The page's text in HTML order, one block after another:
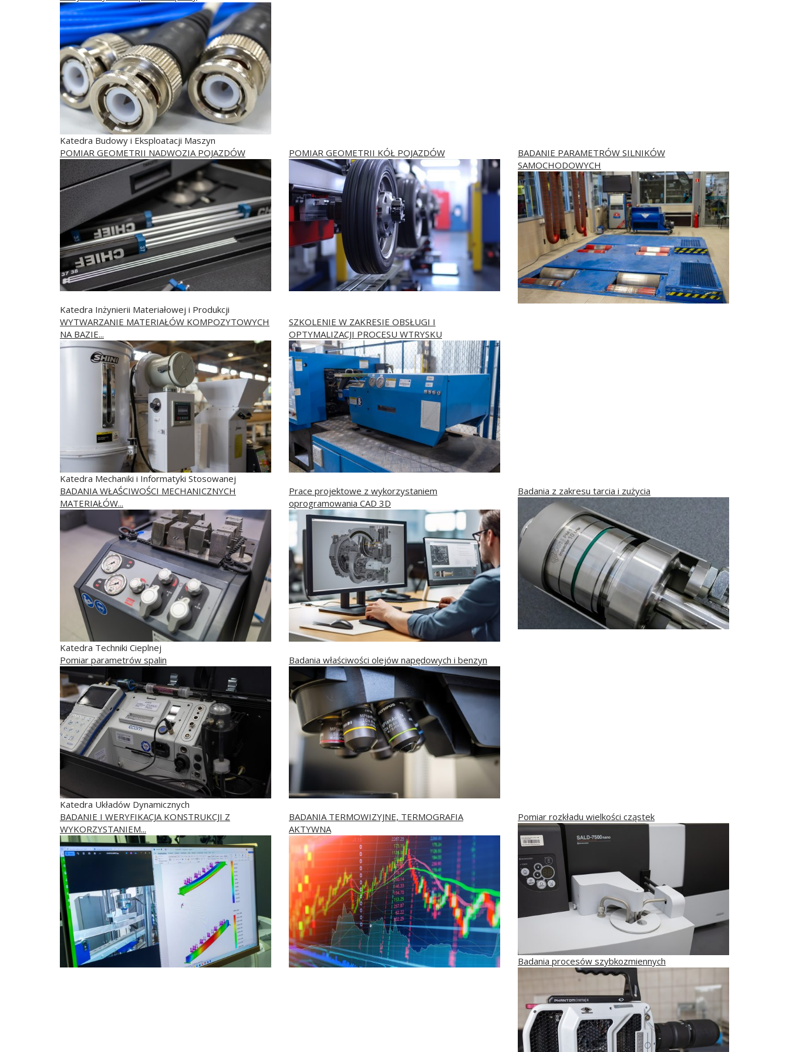
Katedra Budowy i Eksploatacji Maszyn
POMIAR GEOMETRII NADWOZIA POJAZDÓW
POMIAR GEOMETRII KÓŁ POJAZDÓW
BADANIE PARAMETRÓW SILNIKÓW
SAMOCHODOWYCH
Katedra Inżynierii Materiałowej i Produkcji
WYTWARZANIE MATERIAŁÓW KOMPOZYTOWYCH
NA BAZIE...
SZKOLENIE W ZAKRESIE OBSŁUGI I
OPTYMALIZACJI PROCESU WTRYSKU
Katedra Mechaniki i Informatyki Stosowanej
BADANIA WŁAŚCIWOŚCI MECHANICZNYCH
MATERIAŁÓW...
Prace projektowe z wykorzystaniem
oprogramowania CAD 3D
Badania z zakresu tarcia i zużycia
Katedra Techniki Cieplnej
Pomiar parametrów spalin
Badania właściwości olejów napędowych i benzyn
Katedra Układów Dynamicznych
BADANIE I WERYFIKACJA KONSTRUKCJI Z
WYKORZYSTANIEM...
BADANIA TERMOWIZYJNE, TERMOGRAFIA
AKTYWNA
Pomiar rozkładu wielkości cząstek
Badania procesów szybkozmiennych